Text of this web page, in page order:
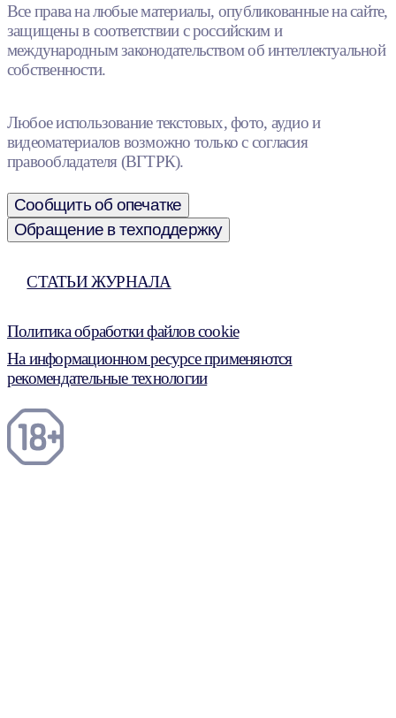
Все права на любые материалы, опубликованные на сайте,
защищены в соответствии с российским и
международным законодательством об интеллектуальной
собственности.
Любое использование текстовых, фото, аудио и
видеоматериалов возможно только с согласия
правообладателя (ВГТРК).
Сообщить об опечатке
Обращение в техподдержку
СТАТЬИ ЖУРНАЛА
Политика обработки файлов cookie
На информационном ресурсе применяются
рекомендательные технологии